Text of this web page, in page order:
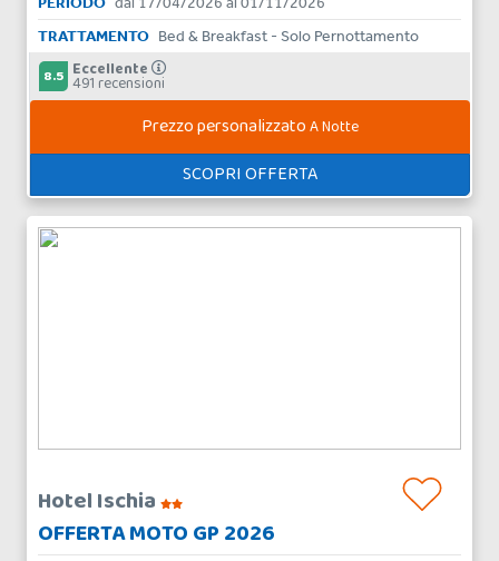
TRATTAMENTO Bed & Breakfast - Solo Pernottamento
8.5 Eccellente
491 recensioni
Prezzo personalizzatoA Notte
SCOPRI OFFERTA
Hotel Ischia
OFFERTA MOTO GP 2026